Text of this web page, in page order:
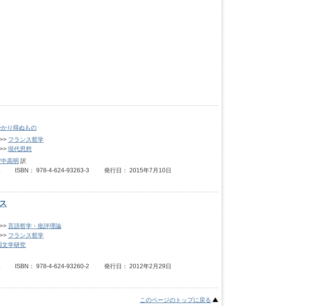
り得ぬもの
>> フランス哲学
>> 現代思想
高明 訳
ISBN： 978-4-624-93263-3 発行日： 2015年7月10日
>> 言語哲学・批評理論
>> フランス哲学
文学研究
ISBN： 978-4-624-93260-2 発行日： 2012年2月29日
このページのトップに戻る